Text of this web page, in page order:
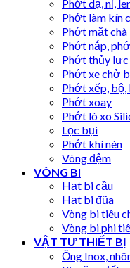
Phớt dạ, nỉ,
Phớt làm kín
Phớt mặt chà
Phớt nắp,
Phớt thủy lực
Phớt xe chở
Phớt xếp, bộ,
Phớt xoay
Phớt lò xo
Lọc bụi
Phớt khí nén
Vòng đệm
VÒNG BI
Hạt bi cầu
Hạt bi đũa
Vòng bi tiêu
Vòng bi phi
VẬT TƯ THIẾT BỊ
Ống Inox,